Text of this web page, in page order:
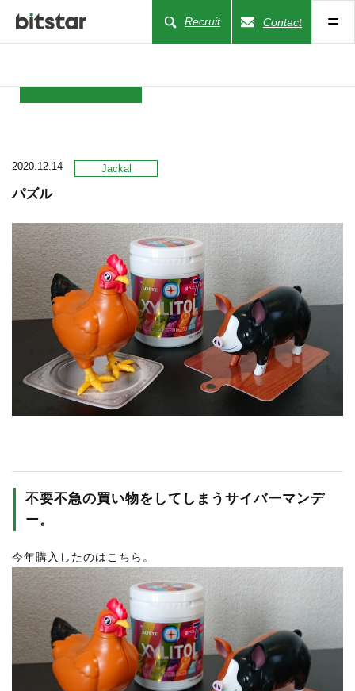
Recruit Contact
COMPANY
BUSINESS
WORKS
ACTION
RECRUIT
STAFF BLOG
サイトマップ
約款
プライバシーポリシー
2020.12.14 Jackal
パズル
不要不急の買い物をしてしまうサイバーマンデ
ー。
今年購入したのはこちら。